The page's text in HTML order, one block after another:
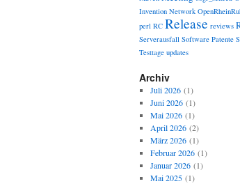
Invention Network
perl RC Release reviews
Serverausfall Software Patente
Testtage updates
Archiv
Juli 2026(1)
Juni 2026(1)
Mai 2026(1)
April 2026(2)
März 2026(1)
Februar 2026(1)
Januar 2026(1)
Mai 2025(1)